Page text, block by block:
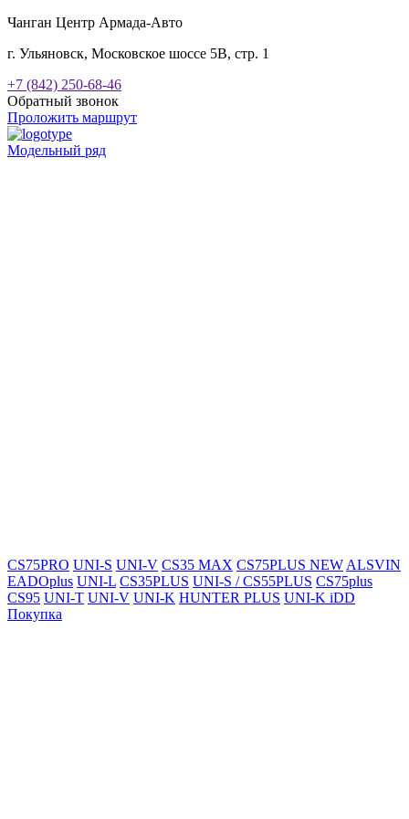
Чанган Центр Армада-Авто
г. Ульяновск, Московское шоссе 5В, стр. 1
+7 (842) 250-68-46
Обратный звонок
Проложить маршрут
Модельный ряд
CS75PRO UNI-S UNI-V CS35 MAX CS75PLUS NEW ALSVIN
EADOplus UNI-L CS35PLUS UNI-S / CS55PLUS CS75plus
CS95 UNI-T UNI-V UNI-K HUNTER PLUS UNI-K iDD
Покупка